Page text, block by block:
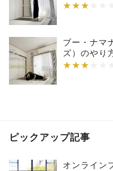
★★★
ブー・ナマ
ズ）のやり
★★★
ピックアップ記事
オンライン